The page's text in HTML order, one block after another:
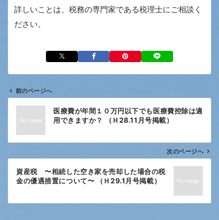
詳しいことは、税務の専門家である税理士にご相談く
ださい。
ビ
ン
前のページへ
医療費が年間１０万円以下でも医療費控除は適
用できますか？ （Ｈ28.11月号掲載）
次のページへ
資産税 〜相続した空き家を売却した場合の税
金の優遇措置について〜 （Ｈ29.1月号掲載）